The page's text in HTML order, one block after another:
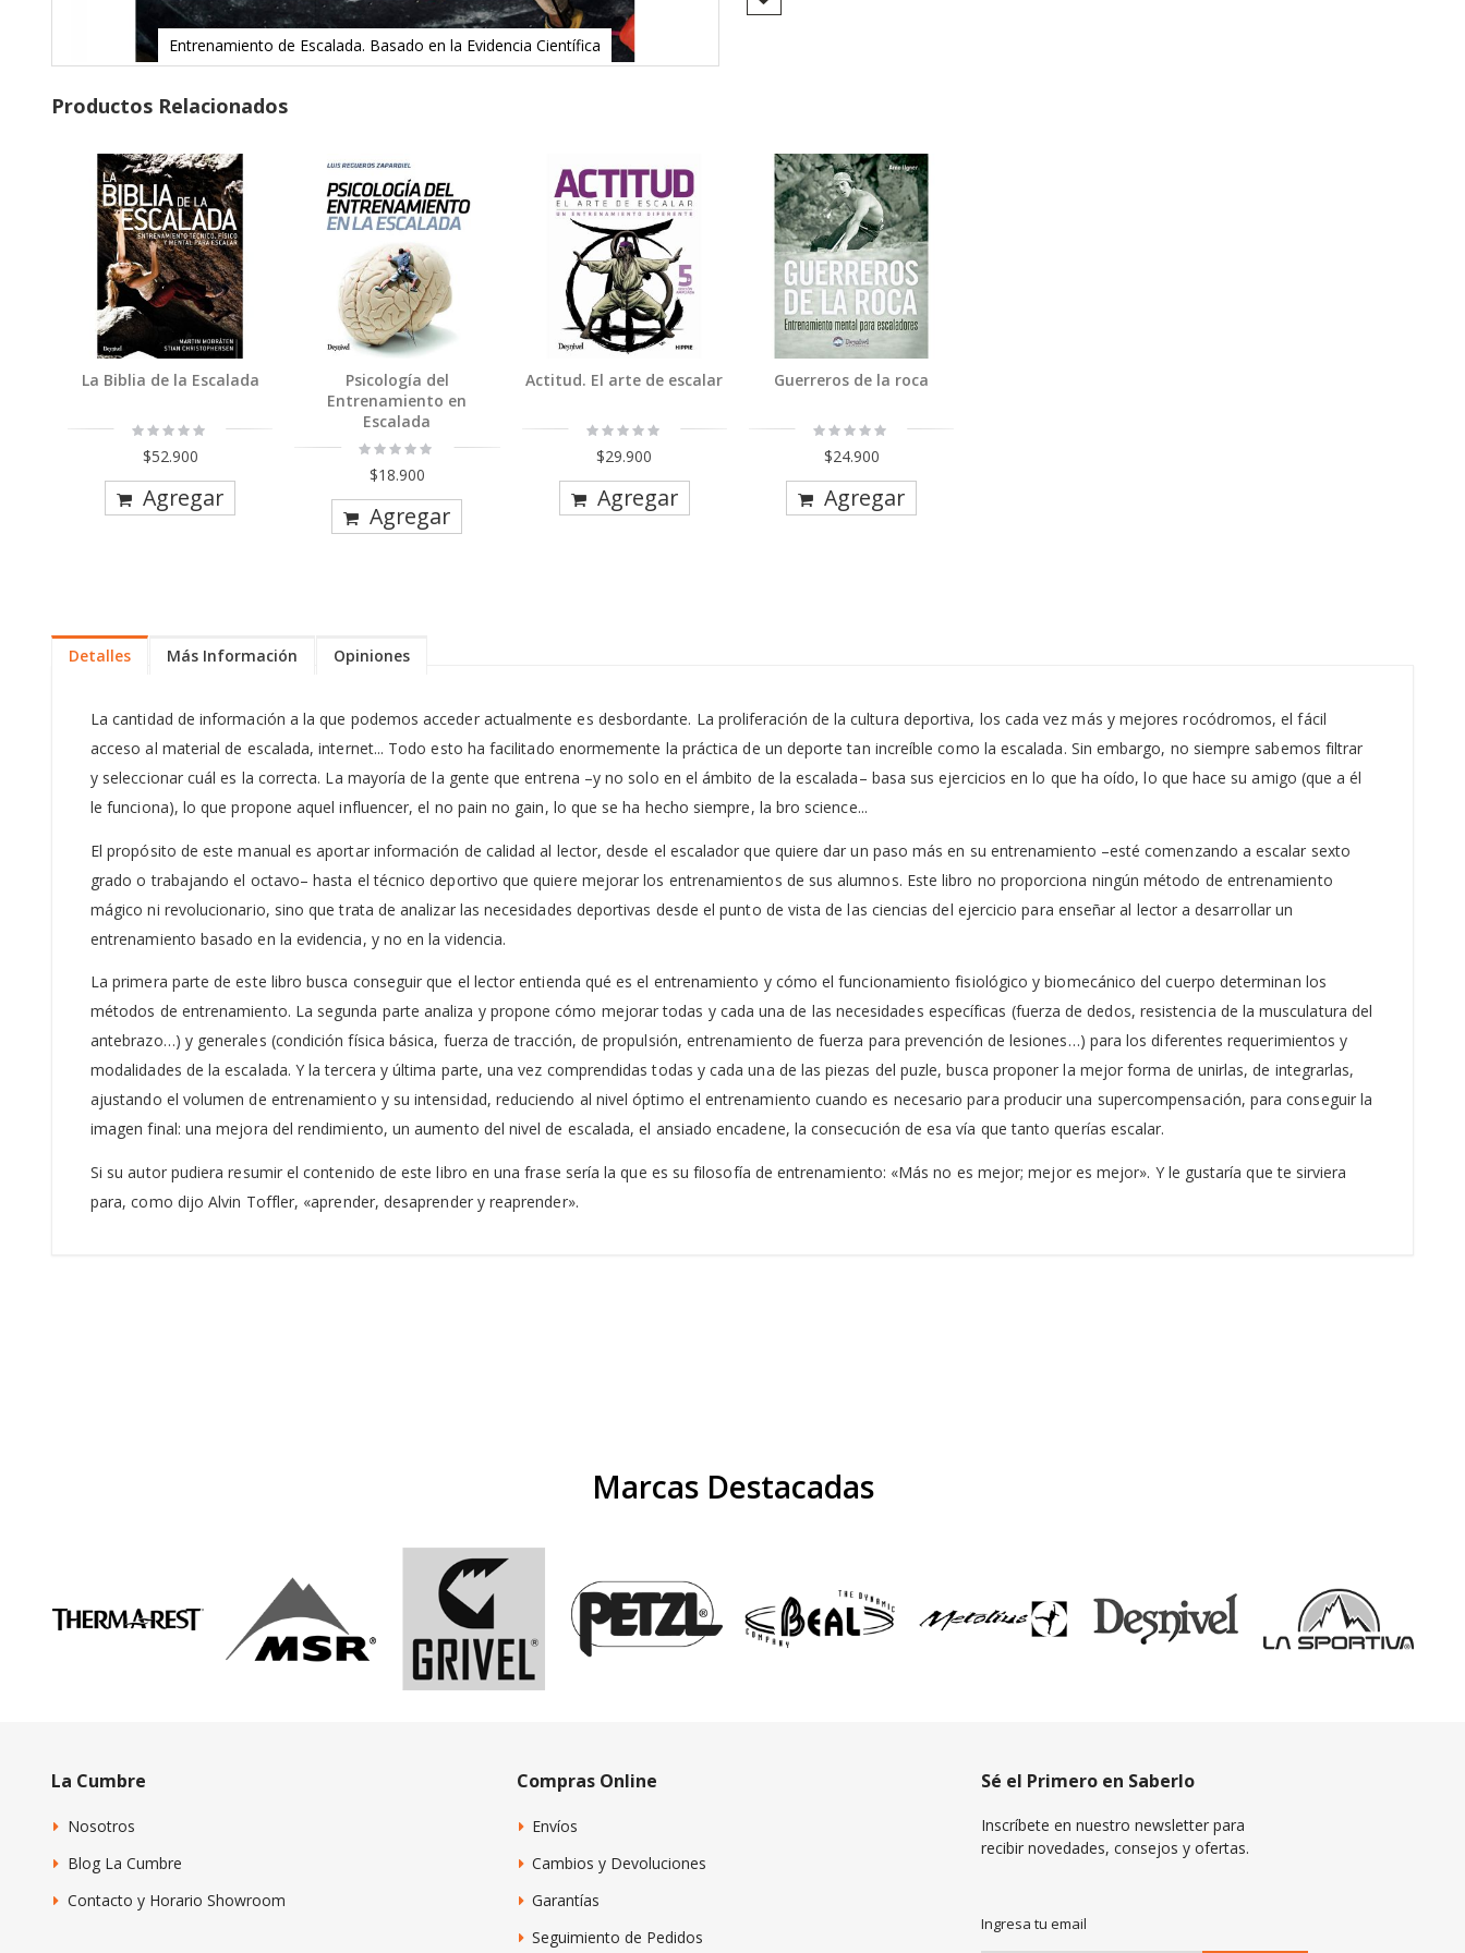
Entrenamiento de Escalada. Basado en la Evidencia Científica
to
the
images
Productos Relacionados
La Biblia de la Escalada
Rating:
$52.900
Agregar
Agregar
Psicología del
Entrenamiento en
Escalada
Rating:
$18.900
Agregar
Agregar
Actitud. El arte de escalar
Rating:
$29.900
Agregar
Agregar
Guerreros de la roca
Rating:
$24.900
Agregar
Agregar
Detalles
La cantidad de información a la que podemos acceder actualmente es desbordante. La proliferación de la cultura deportiva, los cada vez más y mejores rocódromos, el fácil
acceso al material de escalada, internet... Todo esto ha facilitado enormemente la práctica de un deporte tan increíble como la escalada. Sin embargo, no siempre sabemos filtrar
y seleccionar cuál es la correcta. La mayoría de la gente que entrena –y no solo en el ámbito de la escalada– basa sus ejercicios en lo que ha oído, lo que hace su amigo (que a él
le funciona), lo que propone aquel influencer, el no pain no gain, lo que se ha hecho siempre, la bro science...
El propósito de este manual es aportar información de calidad al lector, desde el escalador que quiere dar un paso más en su entrenamiento –esté comenzando a escalar sexto
grado o trabajando el octavo– hasta el técnico deportivo que quiere mejorar los entrenamientos de sus alumnos. Este libro no proporciona ningún método de entrenamiento
mágico ni revolucionario, sino que trata de analizar las necesidades deportivas desde el punto de vista de las ciencias del ejercicio para enseñar al lector a desarrollar un
entrenamiento basado en la evidencia, y no en la videncia.
La primera parte de este libro busca conseguir que el lector entienda qué es el entrenamiento y cómo el funcionamiento fisiológico y biomecánico del cuerpo determinan los
métodos de entrenamiento. La segunda parte analiza y propone cómo mejorar todas y cada una de las necesidades específicas (fuerza de dedos, resistencia de la musculatura del
antebrazo…) y generales (condición física básica, fuerza de tracción, de propulsión, entrenamiento de fuerza para prevención de lesiones…) para los diferentes requerimientos y
modalidades de la escalada. Y la tercera y última parte, una vez comprendidas todas y cada una de las piezas del puzle, busca proponer la mejor forma de unirlas, de integrarlas,
ajustando el volumen de entrenamiento y su intensidad, reduciendo al nivel óptimo el entrenamiento cuando es necesario para producir una supercompensación, para conseguir la
imagen final: una mejora del rendimiento, un aumento del nivel de escalada, el ansiado encadene, la consecución de esa vía que tanto querías escalar.
Si su autor pudiera resumir el contenido de este libro en una frase sería la que es su filosofía de entrenamiento: «Más no es mejor; mejor es mejor». Y le gustaría que te sirviera
para, como dijo Alvin Toffler, «aprender, desaprender y reaprender».
Más Información Opiniones
Marcas Destacadas
La Cumbre
Nosotros
Blog La Cumbre
Contacto y Horario Showroom
Compras Online
Envíos
Cambios y Devoluciones
Garantías
Seguimiento de Pedidos
Sé el Primero en Saberlo
Inscríbete en nuestro newsletter para
recibir novedades, consejos y ofertas.
Ingresa tu email